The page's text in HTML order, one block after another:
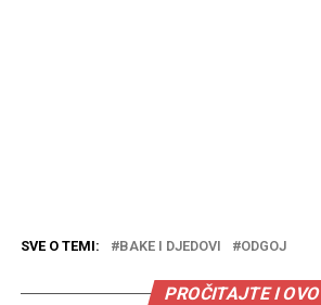
SVE O TEMI: BAKE I DJEDOVI ODGOJ
PROČITAJTE I OVO